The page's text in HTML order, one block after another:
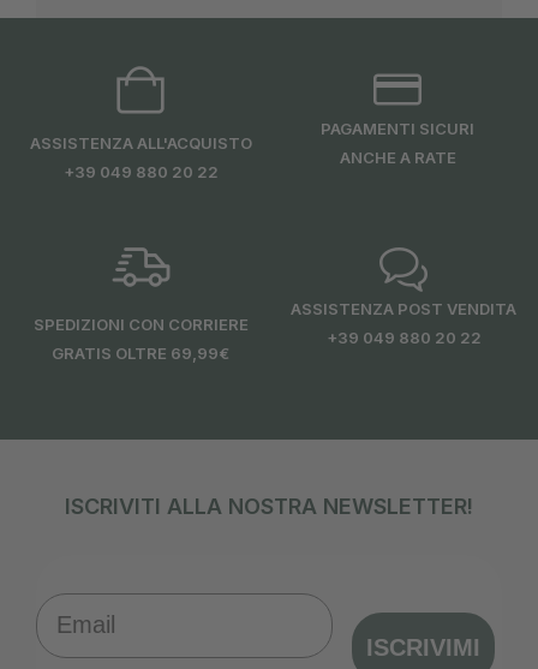
ASSISTENZA ALL'ACQUISTO
+39 049 880 20 22
PAGAMENTI SICURI
ANCHE A RATE
SPEDIZIONI CON CORRIERE
GRATIS OLTRE 69,99€
ASSISTENZA POST VENDITA
+39 049 880 20 22
ISCRIVITI ALLA NOSTRA NEWSLETTER!
Email
ISCRIVIMI